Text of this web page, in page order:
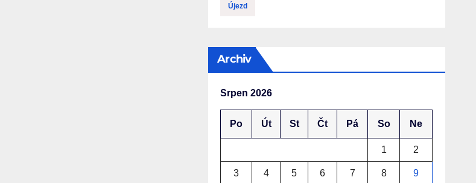
Újezd
Archiv
Srpen 2026
Po Út St Čt Pá So Ne
1 2
3 4 5 6 7 8 9